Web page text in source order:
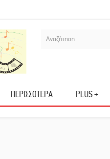
ΠΕΡΙΣΣΟΤΕΡΑ PLUS +